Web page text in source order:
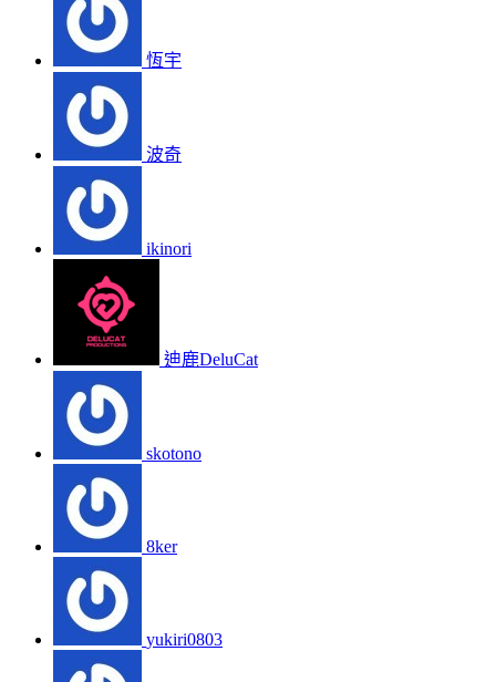
恆宇
波奇
ikinori
迪鹿DeluCat
skotono
8ker
yukiri0803